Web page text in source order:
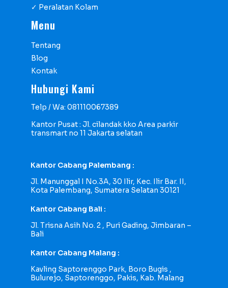
✓ Peralatan Kolam
Menu
Tentang
Blog
Kontak
Hubungi Kami
Telp / Wa: 081110067389
Kantor Pusat : Jl. cilandak kko Area parkir
transmart no 11 Jakarta selatan
Kantor Cabang Palembang :
Jl. Manunggal I No.3A, 30 Ilir, Kec. Ilir Bar. II,
Kota Palembang, Sumatera Selatan 30121
Kantor Cabang Bali :
Jl. Trisna Asih No. 2 , Puri Gading, Jimbaran –
Bali
Kantor Cabang Malang :
Kavling Saptorenggo Park, Boro Bugis ,
Bulurejo, Saptorenggo, Pakis, Kab. Malang